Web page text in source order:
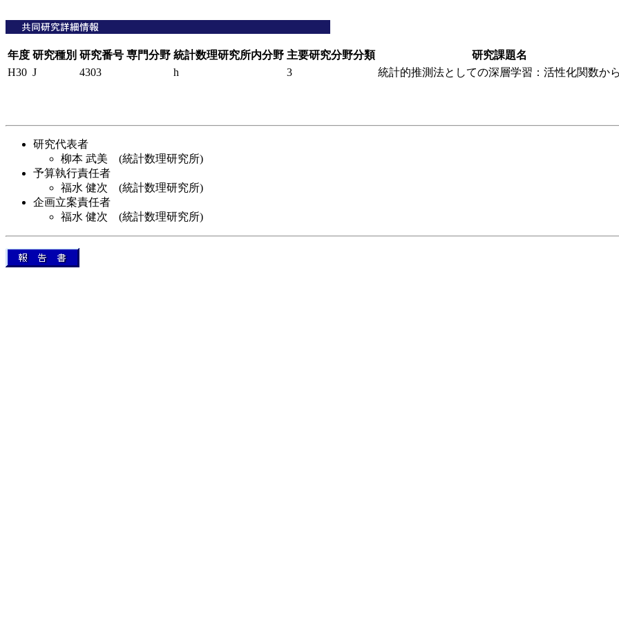
年度 研究種別 研究番号 専門分野 統計数理研究所内分野 主要研究分野分類
研究課題名
H30 J 4303 h 3 統計的推測法としての深層学習：活性化関数から
研究代表者
柳本 武美 (統計数理研究所)
予算執行責任者
福水 健次 (統計数理研究所)
企画立案責任者
福水 健次 (統計数理研究所)